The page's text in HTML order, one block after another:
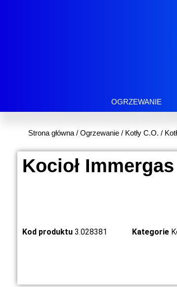
OGRZEWANIE
Strona główna / Ogrzewanie / Kotły C.O. /
Kocioł
Kod produktu 3.028381 Kategorie